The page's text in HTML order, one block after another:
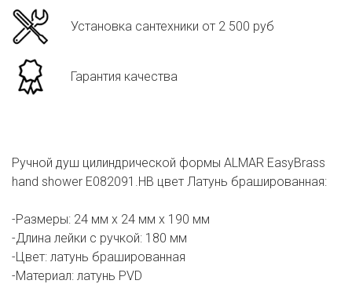
Установка сантехники от 2 500 руб
Гарантия качества
Ручной душ цилиндрической формы ALMAR EasyBrass
hand shower E082091.HB цвет Латунь брашированная:
-Размеры: 24 мм х 24 мм х 190 мм
-Длина лейки с ручкой: 180 мм
-Цвет: латунь брашированная
-Материал: латунь PVD